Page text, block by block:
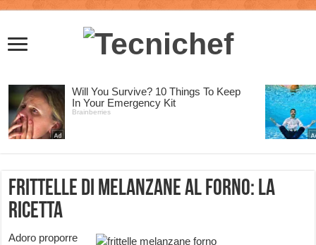
Frittelle di melanzane al forno: la
ricetta
Adoro proporre